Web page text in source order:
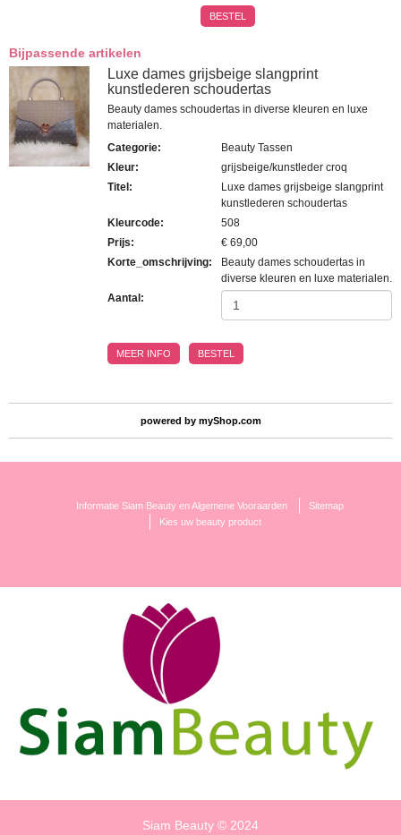
BESTEL
Bijpassende artikelen
Luxe dames grijsbeige slangprint
kunstlederen schoudertas
Beauty dames schoudertas in diverse kleuren en luxe
materialen.
Categorie:
Beauty Tassen
Kleur:
grijsbeige/kunstleder croq
Titel :
Luxe dames grijsbeige slangprint
kunstlederen schoudertas
Kleurcode:
508
Prijs:
€ 69,00
Korte_omschrijving:
Beauty dames schoudertas in
diverse kleuren en luxe materialen.
Aantal:
MEER INFO BESTEL
powered by myShop.com
Informatie Siam Beauty en Algemene Vooraarden
Sitemap
Kies uw beauty product
Siam Beauty © 2024